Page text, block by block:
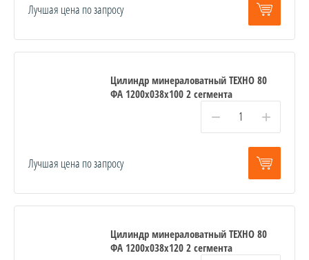
Лучшая цена по запросу
Цилиндр минераловатный ТЕХНО 80
ФА 1200x038x100 2 сегмента
− +
Лучшая цена по запросу
Цилиндр минераловатный ТЕХНО 80
ФА 1200x038x120 2 сегмента